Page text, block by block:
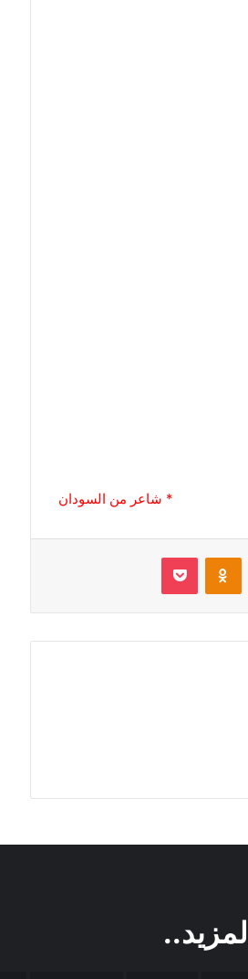
* شاعر من السودان
‏VKontakte
المزيد..